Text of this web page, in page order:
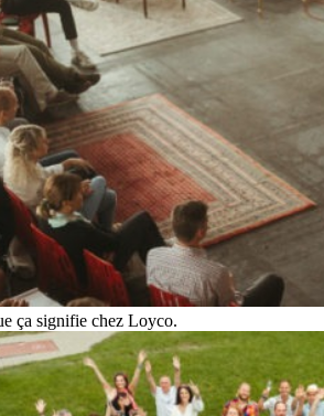
ça signifie chez Loyco.